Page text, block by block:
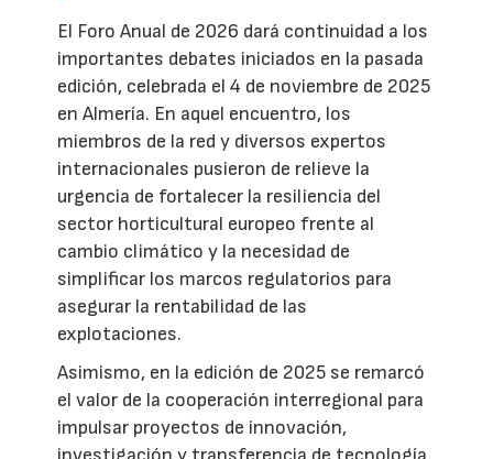
El Foro Anual de 2026 dará continuidad a los
importantes debates iniciados en la pasada
edición, celebrada el 4 de noviembre de 2025
en Almería. En aquel encuentro, los
miembros de la red y diversos expertos
internacionales pusieron de relieve la
urgencia de fortalecer la resiliencia del
sector horticultural europeo frente al
cambio climático y la necesidad de
simplificar los marcos regulatorios para
asegurar la rentabilidad de las
explotaciones.
Asimismo, en la edición de 2025 se remarcó
el valor de la cooperación interregional para
impulsar proyectos de innovación,